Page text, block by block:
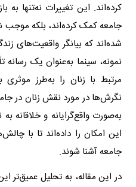
کرده‌اند. این تغییرات نه‌تنها
جامعه کمک کرده‌اند، بلکه
شده‌اند که بیانگر واقعیت‌های
نمونه، سینما به‌عنوان یک رسانه
مرتبط با زنان را به‌طرز
نگرش‌ها در مورد نقش زنان در
به‌صورت واقع‌گرایانه و خلاقانه
این امکان را داده‌اند تا با
جامعه آشنا شوند.
در این مقاله، به تحلیل عمیق‌تر